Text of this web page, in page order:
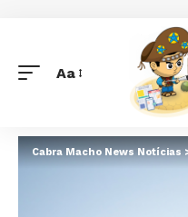
Font
Aa
Cabra Macho News Notícias